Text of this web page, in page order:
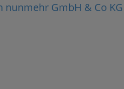
GmbH & Co KG